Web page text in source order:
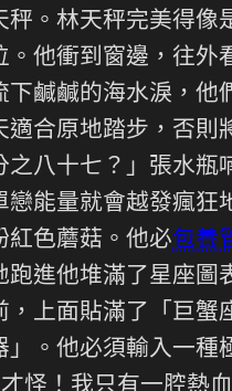
。林天秤完美得
他衝到窗邊，往
鹹鹹的海水淚，
合原地踏步，否
八十七？」張水瓶
能量就會越發瘋
紅色蘑菇。他必包養
進他堆滿了星座
上面貼滿了「巨
。他必須輸入一